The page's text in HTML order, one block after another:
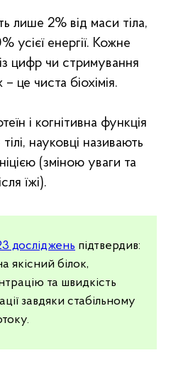
лише 2% від маси тіла,
усієї енергії. Кожне
цифр чи стримування
це чиста біохімія.
і когнітивна функція
науковці називають
(зміною уваги та
їжі).
досліджень підтвердив:
якісний білок,
та швидкість
завдяки стабільному